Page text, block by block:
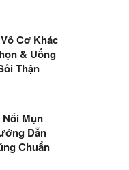
Cơ Khác
& Uống
Thận
Mụn
Dẫn
Chuẩn